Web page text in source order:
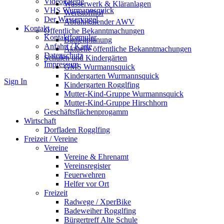
VHS Wurmannsquick
Der Wasservogel
Kontakt
Kontaktformular
Anfahrt / Karte
Datenschutz
Impressum
Sign In
Wasserwerk & Kläranlagen
Wertstoffhof
Abfuhrkalender AWV
Öffentliche Bekanntmachungen
Bauleitplanung
Aktuelle öffentliche Bekanntmachungen
Schulen und Kindergärten
GMS Wurmannsquick
Kindergarten Wurmannsquick
Kindergarten Rogglfing
Mutter-Kind-Gruppe Wurmannsquick
Mutter-Kind-Gruppe Hirschhorn
Geschäftsflächenprogamm
Wirtschaft
Dorfladen Rogglfing
Freizeit / Vereine
Vereine
Vereine & Ehrenamt
Vereinsregister
Feuerwehren
Helfer vor Ort
Freizeit
Radwege / XperBike
Badeweiher Rogglfing
Bürgertreff Alte Schule